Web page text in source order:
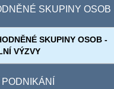
SKUPINY OSOB
SKUPINY OSOB -
VÝZVY